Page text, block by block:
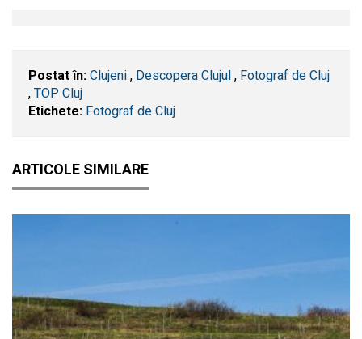
Postat în: Clujeni , Descopera Clujul , Fotograf de Cluj
, TOP Cluj
Etichete: Fotograf de Cluj
ARTICOLE SIMILARE